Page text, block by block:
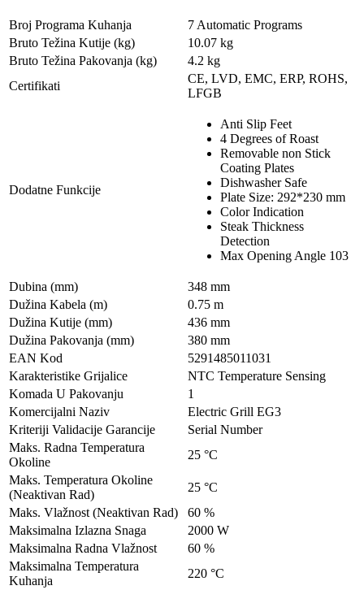
Broj Programa Kuhanja
7 Automatic Programs
Bruto Težina Kutije (kg)
10.07 kg
Bruto Težina Pakovanja (kg)
4.2 kg
Certifikati
CE, LVD, EMC, ERP, ROHS,
LFGB
Dodatne Funkcije
Anti Slip Feet
4 Degrees of Roast
Removable non Stick
Coating Plates
Dishwasher Safe
Plate Size: 292*230 mm
Color Indication
Steak Thickness
Detection
Max Opening Angle 103
Dubina (mm)
348 mm
Dužina Kabela (m)
0.75 m
Dužina Kutije (mm)
436 mm
Dužina Pakovanja (mm)
380 mm
EAN Kod
5291485011031
Karakteristike Grijalice
NTC Temperature Sensing
Komada U Pakovanju
1
Komercijalni Naziv
Electric Grill EG3
Kriteriji Validacije Garancije
Serial Number
Maks. Radna Temperatura
Okoline
25 °C
Maks. Temperatura Okoline
(Neaktivan Rad)
25 °C
Maks. Vlažnost (Neaktivan Rad)
60 %
Maksimalna Izlazna Snaga
2000 W
Maksimalna Radna Vlažnost
60 %
Maksimalna Temperatura
Kuhanja
220 °C